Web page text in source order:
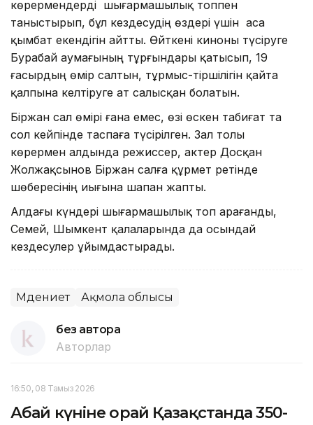
көрермендерді шығармашылық топпен
таныстырып, бұл кездесудің өздері үшін аса
қымбат екендігін айтты. Өйткені киноны түсіруге
Бурабай аумағының тұрғындары қатысып, 19
ғасырдың өмір салтын, тұрмыс-тіршілігін қайта
қалпына келтіруге ат салысқан болатын.
Біржан сал өмірі ғана емес, өзі өскен табиғат та
сол кейпінде таспаға түсірілген. Зал толы
көрермен алдында режиссер, актер Досқан
Жолжақсынов Біржан салға құрмет ретінде
шөбересінің иығына шапан жапты.
Алдағы күндері шығармашылық топ Қарағанды,
Семей, Шымкент қалаларында да осындай
кездесулер ұйымдастырады.
Мәдениет Ақмола облысы
без автора
Авторлар
16:50, 08 Тамыз 2026
Абай күніне орай Қазақстанда 350-